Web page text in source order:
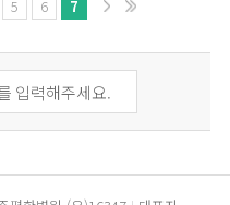
5 6 7